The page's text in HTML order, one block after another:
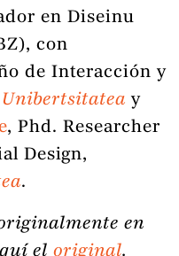
en Diseinu
con
de Interacción y
y
, Phd. Researcher
Design,
.
en
el original.